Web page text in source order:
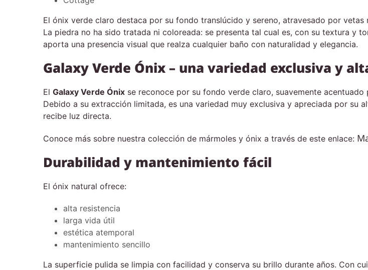
El ónix verde claro destaca por su fondo translúcido y sereno, atravesado por
La piedra no ha sido tratada ni coloreada: se presenta tal cual es, con su textura y
aporta una presencia visual que realza cualquier baño con naturalidad y elegancia.
Galaxy Verde Ónix – una variedad exclusiva y
El Galaxy Verde Ónix se reconoce por su fondo verde claro, suavemente
Debido a su extracción limitada, es una variedad muy exclusiva y apreciada por su
recibe luz directa.
Conoce más sobre nuestra colección de mármoles y ónix a través de este enlace:
Durabilidad y mantenimiento fácil
El ónix natural ofrece:
alta resistencia
larga vida útil
estética atemporal
mantenimiento sencillo
La superficie pulida se limpia con facilidad y conserva su brillo durante años. Con